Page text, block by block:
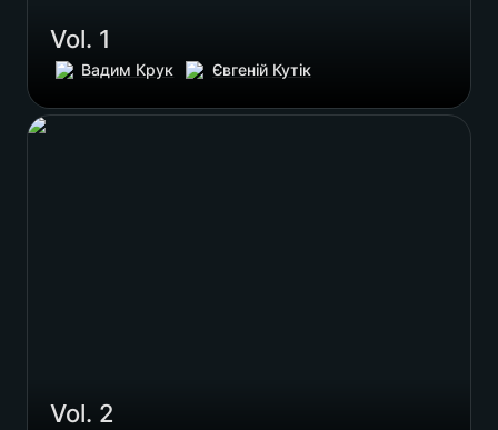
Vol. 1
Вадим Крук Євгеній Кутік
Vol. 2
Vol. 2